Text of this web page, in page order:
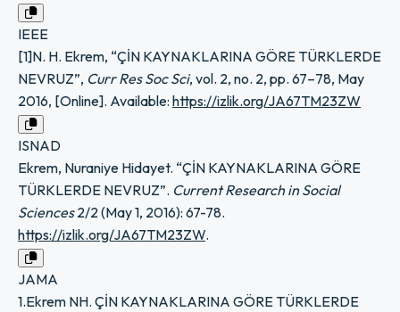
IEEE
[1]N. H. Ekrem, “ÇİN KAYNAKLARINA GÖRE TÜRKLERDE
NEVRUZ”, Curr Res Soc Sci, vol. 2, no. 2, pp. 67–78, May
2016, [Online]. Available: https://izlik.org/JA67TM23ZW
ISNAD
Ekrem, Nuraniye Hidayet. “ÇİN KAYNAKLARINA GÖRE
TÜRKLERDE NEVRUZ”. Current Research in Social
Sciences2/2 (May 1, 2016): 67-78.
https://izlik.org/JA67TM23ZW.
JAMA
1.Ekrem NH. ÇİN KAYNAKLARINA GÖRE TÜRKLERDE